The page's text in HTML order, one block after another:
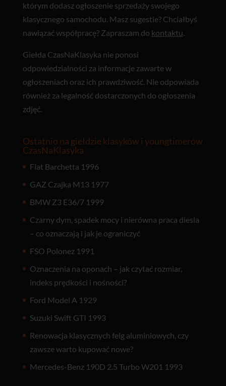
którym dodasz ogłoszenie sprzedaży swojego
klasycznego samochodu. Masz sugestie? Chciałbyś
nawiązać współpracę? Zapraszam do kontaktu.
Giełda CzasNaKlasyka nie ponosi
odpowiedzialności za informacje zawarte w
ogłoszeniach oraz ich prawdziwość. Nie odpowiada
również za legalność dostarczonych do ogłoszenia
zdjęć.
Ostatnio na giełdzie klasyków i youngtimerów
CzasNaKlasyka
Fiat Barchetta 1996
GAZ Czajka M13 1977
BMW Z3 E36/7 1999
Czarny dym, spadek mocy i nierówna praca diesla
– co oznaczają i jak je ograniczyć
FSO Polonez 1991
Oznaczenia na oponach – jak czytać rozmiar,
indeks prędkości i nośności?
Ford Model A 1929
Suzuki Swift GTI 1993
Renowacja klasycznych felg aluminiowych, czy
zawsze warto kupować nowe?
Mercedes-Benz 190D 2.5 Turbo W201 1993